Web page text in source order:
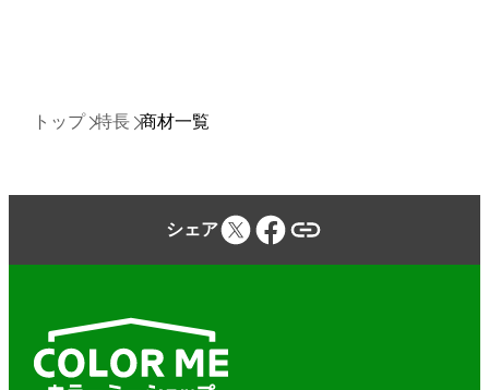
トップ 特長 商材一覧
シェア